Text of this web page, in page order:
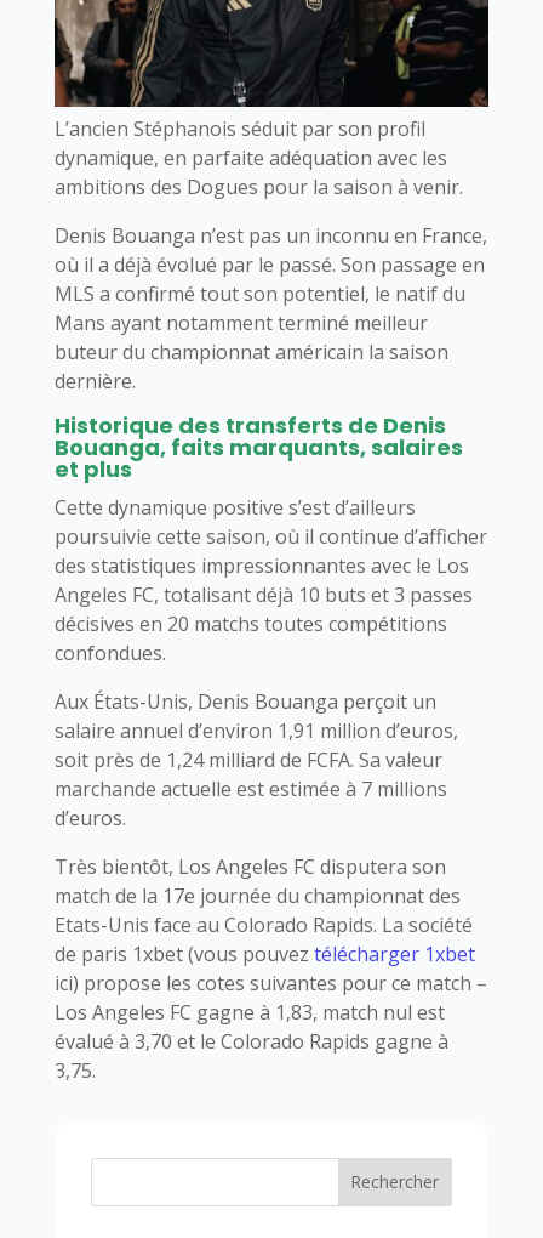
L’ancien Stéphanois séduit par son profil
dynamique, en parfaite adéquation avec les
ambitions des Dogues pour la saison à venir.
Denis Bouanga n’est pas un inconnu en France,
où il a déjà évolué par le passé. Son passage en
MLS a confirmé tout son potentiel, le natif du
Mans ayant notamment terminé meilleur
buteur du championnat américain la saison
dernière.
Historique des transferts de Denis
Bouanga, faits marquants, salaires
et plus
Cette dynamique positive s’est d’ailleurs
poursuivie cette saison, où il continue d’afficher
des statistiques impressionnantes avec le Los
Angeles FC, totalisant déjà 10 buts et 3 passes
décisives en 20 matchs toutes compétitions
confondues.
Aux États-Unis, Denis Bouanga perçoit un
salaire annuel d’environ 1,91 million d’euros,
soit près de 1,24 milliard de FCFA. Sa valeur
marchande actuelle est estimée à 7 millions
d’euros.
Très bientôt, Los Angeles FC disputera son
match de la 17e journée du championnat des
Etats-Unis face au Colorado Rapids. La société
de paris 1xbet (vous pouvez télécharger 1xbet
ici) propose les cotes suivantes pour ce match –
Los Angeles FC gagne à 1,83, match nul est
évalué à 3,70 et le Colorado Rapids gagne à
3,75.
Rechercher